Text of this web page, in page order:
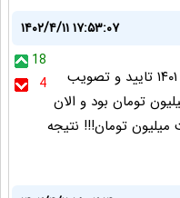
۱۴۰۲/۴/۱۱ ۱۷:۵۳:۰۷
18
4
وقتی واردات خودرو صفر فروردین ۱۴۰۱ تایید و تصویب
میلیون تومان بود و الان
تومان!!! نتیجه